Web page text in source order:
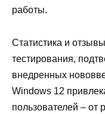
работы.
Статистика и
тестирования,
внедренных
Windows 12
пользователей – от